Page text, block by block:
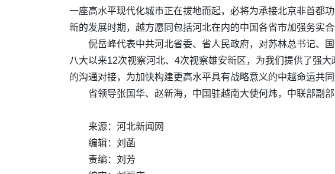
一座高水平现代化城市正在拔地而起，必将为承接北京非首都
新的发展时期，越方愿同包括河北在内的中国各省市加强务实
倪岳峰代表中共河北省委、省人民政府，对苏林总书记、
八大以来12次视察河北、4次视察雄安新区，为我们提供了强
的沟通对接，为加快构建更高水平具有战略意义的中越命运共同
省领导张国华、赵新海，中国驻越南大使何炜，中联部副
来源：河北新闻网
编辑：刘菡
责编：刘芳